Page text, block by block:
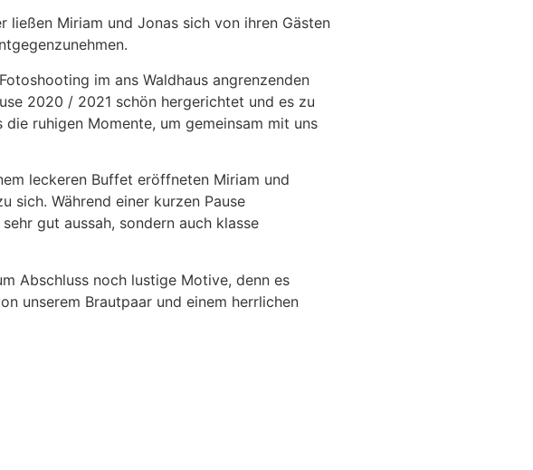
ließen Miriam und Jonas sich von ihren Gästen
im ans Waldhaus angrenzenden
2020 / 2021 schön hergerichtet und es zu
ruhigen Momente, um gemeinsam mit uns
leckeren Buffet eröffneten Miriam und
sich. Während einer kurzen Pause
gut aussah, sondern auch klasse
Abschluss noch lustige Motive, denn es
unserem Brautpaar und einem herrlichen